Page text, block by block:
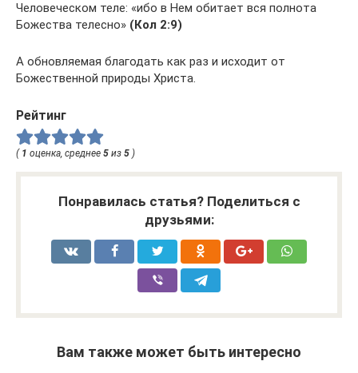
Человеческом теле: «ибо в Нем обитает вся полнота
Божества телесно» (Кол 2:9)
А обновляемая благодать как раз и исходит от
Божественной природы Христа.
Рейтинг
( 1 оценка, среднее 5 из 5 )
Понравилась статья? Поделиться с
друзьями:
Вам также может быть интересно